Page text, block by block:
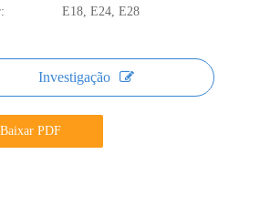
E18, E24, E28
Investigação
Baixar PDF